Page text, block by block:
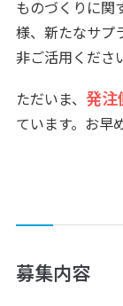
ものづくりに関
様、新たなサプ
非ご活用くださ
ただいま、 発注
ています。お早
募集内容